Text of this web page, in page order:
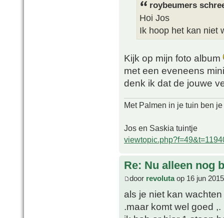
roybeumers
Hoi Jos
Ik hoop het kan niet
Kijk op mijn foto album
met een eveneens
denk ik dat de jouwe
Met Palmen in je tuin ben
Jos en Saskia tuintje
Re: Nu alleen nog
door revolutaop 16 jun
als je niet kan
.maar komt wel goed ,.